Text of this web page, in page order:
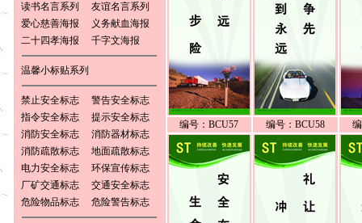
读书名言系列
友谊名言系列
爱心慈善海报
义务献血海报
二十四孝海报
千字文海报
温馨小标贴系列
禁止安全标志
警告安全标志
指令安全标志
提示安全标志
消防安全标志
消防器材标志
消防疏散标志
地面疏散标志
电力安全标志
环保宣传标志
厂矿交通标志
交通安全标志
危险物品标志
危险警告标志
编号：BCU57 编号：BCU58